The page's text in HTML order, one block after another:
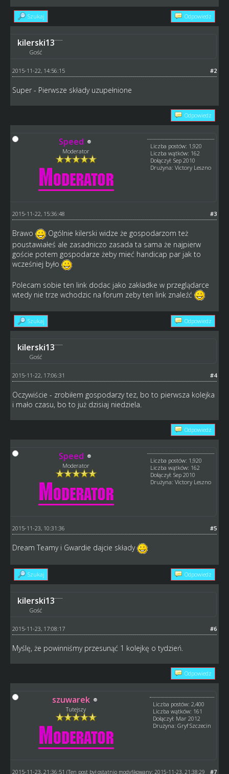
Szukaj Odpowiedz
kilerski13
Gość
#2
2015-11-22, 14:56:15
Super - Pierwsze składy uzupełnione
Odpowiedz
Speed
Moderator
Liczba postów: 1,920
Liczba wątków: 162
Dołączył: Sep 2010
Drużyna: Victory Leszno
#3
2015-11-22, 15:36:48
Brawo
Ogólnie kilerski widze że gospodarzom też
poustawiałeś ale zasadniczo zasada ta sama że najpierw
goście potem gospodarze żeby mieć handicap par jak to
wcześniej było
Polecam sobie ten link dodac jako zakładke w przeglądarce
wtedy nie trze wchodzic na forum zeby ten link znaleźć
Szukaj Odpowiedz
kilerski13
Gość
#4
2015-11-22, 17:06:31
Oczywiście - zrobiłem gospodarzy tez, bo to pierwsza kolejka
i mało czasu, bo to już dzisiaj niedziela.
Odpowiedz
Speed
Moderator
Liczba postów: 1,920
Liczba wątków: 162
Dołączył: Sep 2010
Drużyna: Victory Leszno
#5
2015-11-23, 10:31:36
Dream Teamy i Gwardie dajcie składy
Szukaj Odpowiedz
kilerski13
Gość
#6
2015-11-23, 17:08:17
Myślę, że powinniśmy przesunąć 1 kolejkę o tydzień.
Odpowiedz
szuwarek
Tutejszy
Liczba postów: 2,400
Liczba wątków: 161
Dołączył: Mar 2012
Drużyna: Gryf Szczecin
#7
2015-11-23, 21:36:51 (Ten post był ostatnio modyfikowany: 2015-11-23, 21:38:29